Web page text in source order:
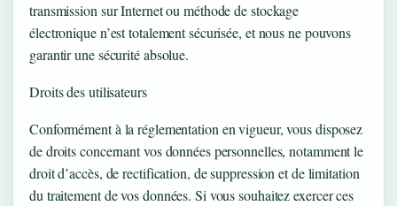
transmission sur Internet ou méthode de stockage
électronique n’est totalement sécurisée, et nous ne pouvons
garantir une sécurité absolue.
Droits des utilisateurs
Conformément à la réglementation en vigueur, vous disposez
de droits concernant vos données personnelles, notamment le
droit d’accès, de rectification, de suppression et de limitation
du traitement de vos données. Si vous souhaitez exercer ces